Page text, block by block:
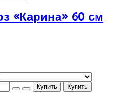
«Карина» 60 см